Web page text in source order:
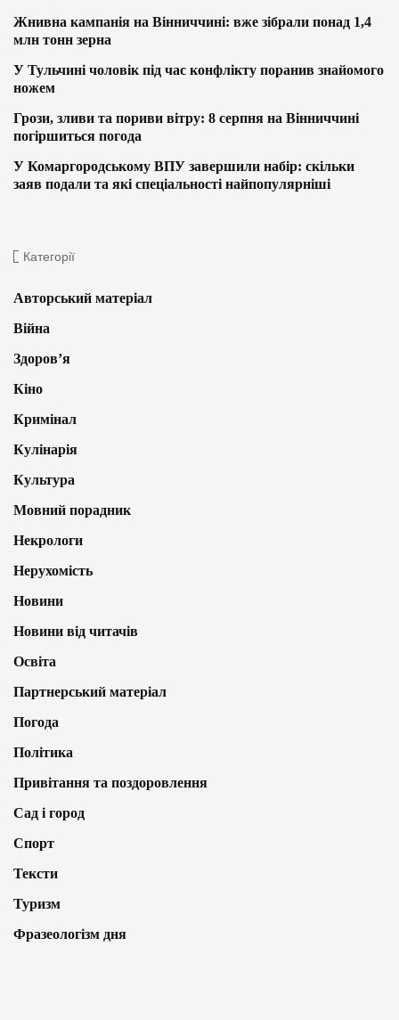
Жнивна кампанія на Вінниччині: вже зібрали понад 1,4
млн тонн зерна
У Тульчині чоловік під час конфлікту поранив знайомого
ножем
Грози, зливи та пориви вітру: 8 серпня на Вінниччині
погіршиться погода
У Комаргородському ВПУ завершили набір: скільки
заяв подали та які спеціальності найпопулярніші
Категорії
Авторський матеріал
Війна
Здоров’я
Кіно
Кримінал
Кулінарія
Культура
Мовний порадник
Некрологи
Нерухомість
Новини
Новини від читачів
Освіта
Партнерський матеріал
Погода
Політика
Привітання та поздоровлення
Сад і город
Спорт
Тексти
Туризм
Фразеологізм дня